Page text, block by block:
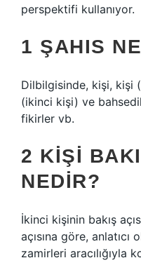
perspektifi kullanıyor.
1 ŞAHIS
Dilbilgisinde, kişi, kişi
(ikinci kişi) ve
fikirler vb.
2 KIŞI
NEDIR?
İkinci kişinin bakış
açısına göre, anlatıcı
zamirleri aracılığıyla